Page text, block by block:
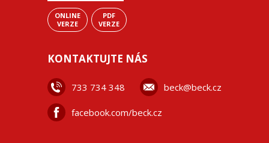
ONLINE
VERZE
PDF
VERZE
KONTAKTUJTE NÁS
733 734 348 beck@beck.cz
facebook.com/beck.cz